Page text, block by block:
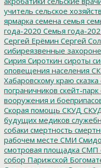
учитель сельское
ярмарка семена семья
года-2020 Семья года-
Сергей Ерёмин Сергей
сибиреязвенные
Сирия Сироткин сироты
оповещения населения СК
Хабаровскому краю сказка
пограничников скейт-парк
вооружения и
Скорая помощь СКУД
будущих медиков
собаки смертность
рабочем месте СМИ
смотровая площадка СМП
собор Парижской